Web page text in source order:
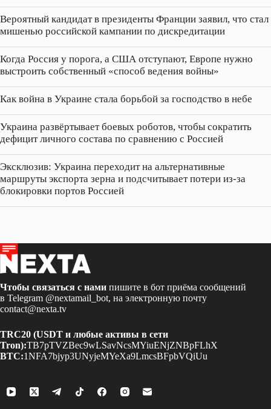
Вероятный кандидат в президенты Франции заявил, что стал
мишенью российской кампании по дискредитации
Когда Россия у порога, а США отступают, Европе нужно
выстроить собственный «способ ведения войны»
Как война в Украине стала борьбой за господство в небе
Украина развёртывает боевых роботов, чтобы сократить
дефицит личного состава по сравнению с Россией
Эксклюзив: Украина переходит на альтернативные
маршруты экспорта зерна и подсчитывает потери из‑за
блокировки портов Россией
Чтобы связаться с нами пишите в бот приёма сообщений
в Telegram @nextamail_bot, на электронную почту
contact@nexta.tv
TRC20 (USDT и любые активы в сети
Tron):TB7pTVZBec9wLSavNcsMYiuENjZNBpFLhX
BTC:1NFA7bjyp3UNyjeMYeXa9LmcsBFpbVQiUu